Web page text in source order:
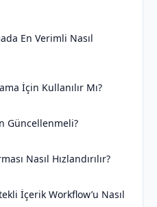
En Verimli Nasıl
İçin Kullanılır Mı?
Güncellenmeli?
Nasıl Hızlandırılır?
İçerik Workflow’u Nasıl